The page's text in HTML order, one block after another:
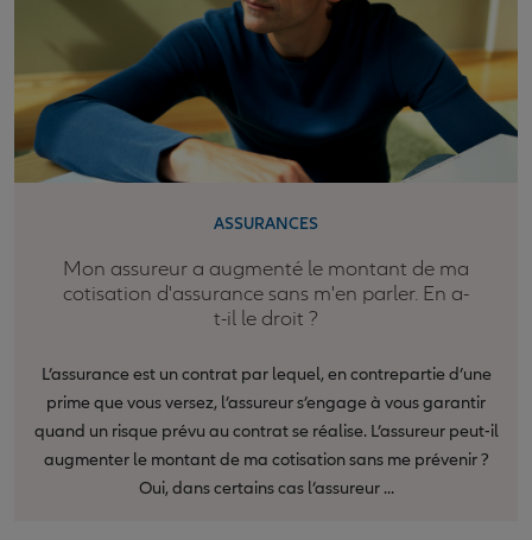
ASSURANCES
Mon assureur a augmenté le montant de ma
cotisation d'assurance sans m'en parler. En a-
t-il le droit ?
L’assurance est un contrat par lequel, en contrepartie d’une
prime que vous versez, l’assureur s’engage à vous garantir
quand un risque prévu au contrat se réalise. L’assureur peut-il
augmenter le montant de ma cotisation sans me prévenir ?
Oui, dans certains cas l’assureur ...